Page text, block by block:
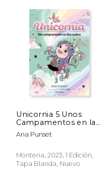
Unicornia 5 Unos
Campamentos en las
Nubes
Ana Punset
Montena, 2023, 1 Edición,
Tapa Blanda, Nuevo